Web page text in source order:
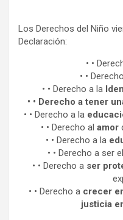
Los Derechos del Niño
Declaración:
• •
• •
• • Derecho a la
• • Derecho a tener
• • Derecho a la
• • Derecho al amor
• • Derecho a la
• • Derecho a ser
• • Derecho a ser
• • Derecho a crecer
justicia